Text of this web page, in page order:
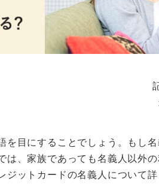
目にすることでしょう。もし
、家族であっても名義人以外
ットカードの名義人について詳